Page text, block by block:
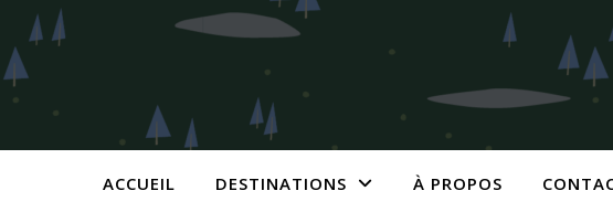
ACCUEIL DESTINATIONS À PROPOS